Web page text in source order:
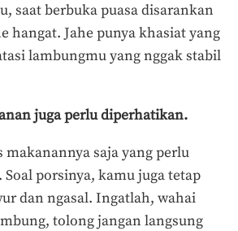
saat berbuka puasa disarankan
hangat. Jahe punya khasiat yang
lambungmu yang nggak stabil
juga perlu diperhatikan.
makanannya saja yang perlu
porsinya, kamu juga tetap
dan ngasal. Ingatlah, wahai
tolong jangan langsung